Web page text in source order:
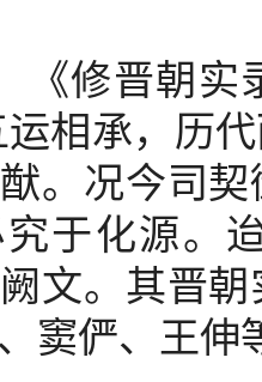
修晋朝实
相承，历
。况今司
于化源。
文。其晋
窦俨、王伸